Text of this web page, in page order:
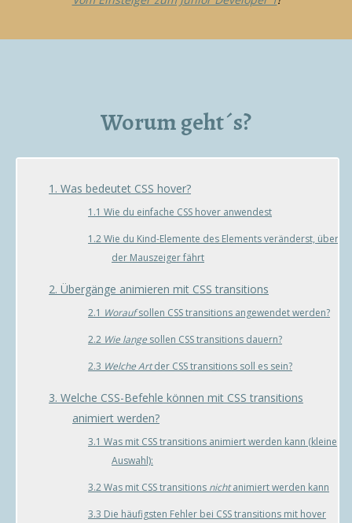
Worum geht´s?
1. Was bedeutet CSS hover?
1.1 Wie du einfache CSS hover anwendest
1.2 Wie du Kind-Elemente des Elements veränderst, über
der Mauszeiger fährt
2. Übergänge animieren mit CSS transitions
2.1 Woraufsollen CSS transitions angewendet werden?
2.2 Wie lange sollen CSS transitions dauern?
2.3 Welche Artder CSS transitions soll es sein?
3. Welche CSS-Befehle können mit CSS transitions
animiert werden?
3.1 Was mit CSS transitions animiert werden kann (kleine
Auswahl):
3.2 Was mit CSS transitions nichtanimiert werden kann
3.3 Die häufigsten Fehler bei CSS transitions mit hover